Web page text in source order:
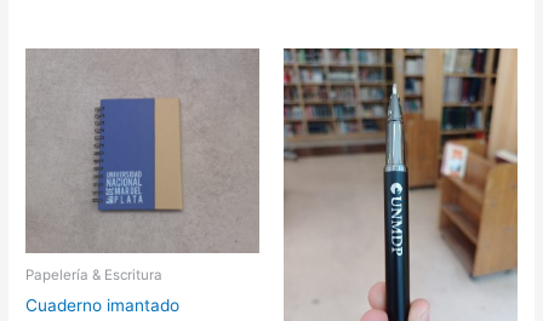
Papelería & Escritura
Cuaderno imantado